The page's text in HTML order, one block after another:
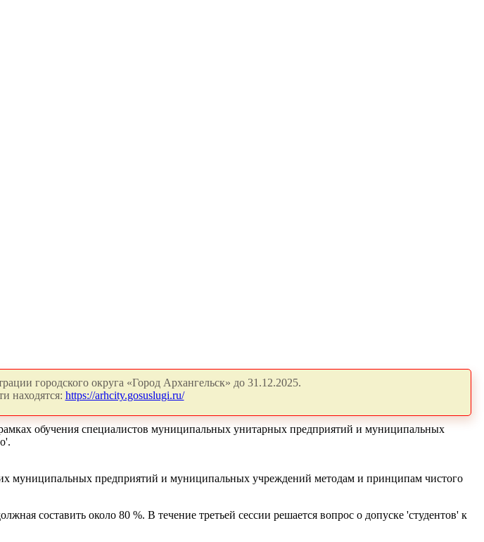
городского округа «Город Архангельск» до 31.12.2025.
находятся: https://arhcity.gosuslugi.ru/
обучения специалистов муниципальных унитарных предприятий и муниципальных
муниципальных предприятий и муниципальных учреждений методам и принципам чистого
составить около 80 %. В течение третьей сессии решается вопрос о допуске 'студентов' к